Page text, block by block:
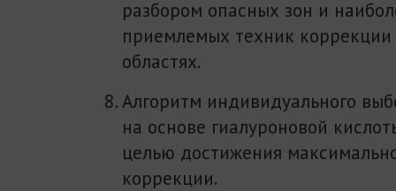
разбором опасных зон и
приемлемых техник коррекции
областях.
Алгоритм индивидуального
на основе гиалуроновой
целью достижения
коррекции.